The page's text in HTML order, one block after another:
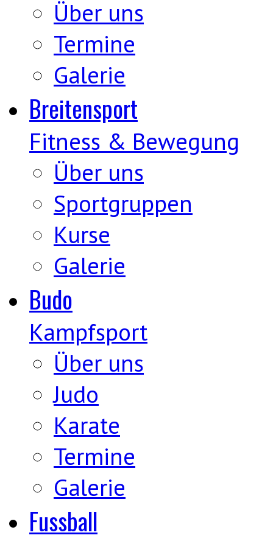
Über uns
Termine
Galerie
Breitensport
Fitness & Bewegung
Über uns
Sportgruppen
Kurse
Galerie
Budo
Kampfsport
Über uns
Judo
Karate
Termine
Galerie
Fussball